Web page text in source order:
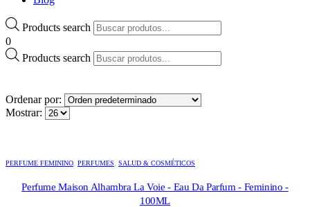
Products search
0
Products search
Ordenar por:
Mostrar:
PERFUME FEMININO PERFUMES SALUD & COSMÉTICOS
Perfume Maison Alhambra La Voie - Eau Da Parfum - Feminino -
100ML